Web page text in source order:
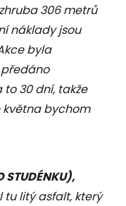
306 metrů
náklady jsou
byla
30 dní, takže
května bychom
STUDÉNKU),
tu litý asfalt, který